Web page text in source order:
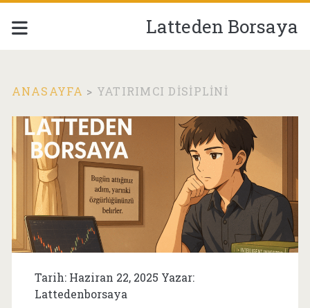
Latteden Borsaya
ANASAYFA > YATIRIMCI DISIPLINI
Etiket:
<span>yatırımcı
disiplini</span>
Tarih: Haziran 22, 2025 Yazar:
Lattedenborsaya